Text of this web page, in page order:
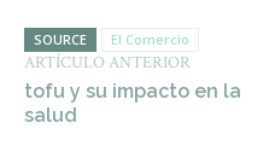
SOURCE El Comercio
ARTÍCULO ANTERIOR
tofu y su impacto en la
salud